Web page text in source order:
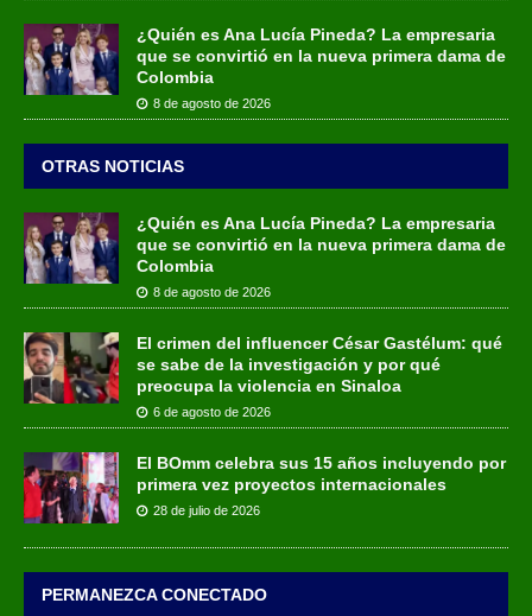
¿Quién es Ana Lucía Pineda? La empresaria
que se convirtió en la nueva primera dama de
Colombia
8 de agosto de 2026
OTRAS NOTICIAS
¿Quién es Ana Lucía Pineda? La empresaria
que se convirtió en la nueva primera dama de
Colombia
8 de agosto de 2026
El crimen del influencer César Gastélum: qué
se sabe de la investigación y por qué
preocupa la violencia en Sinaloa
6 de agosto de 2026
El BOmm celebra sus 15 años incluyendo por
primera vez proyectos internacionales
28 de julio de 2026
PERMANEZCA CONECTADO